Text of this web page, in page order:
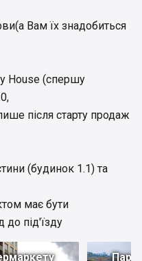
Вам їх знадобиться
House (спершу
після старту продаж
(будинок 1.1) та
має бути
до під'їзду